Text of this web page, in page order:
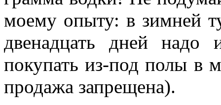
моему опыту: в зимней
двенадцать дней надо
покупать из-под полы в
продажа запрещена).